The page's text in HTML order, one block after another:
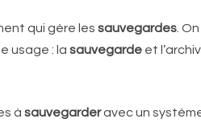
qui gère les sauvegardes .
usage : la sauvegarde et
à sauvegarderavec un